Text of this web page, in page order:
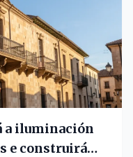
a iluminación
e construirá